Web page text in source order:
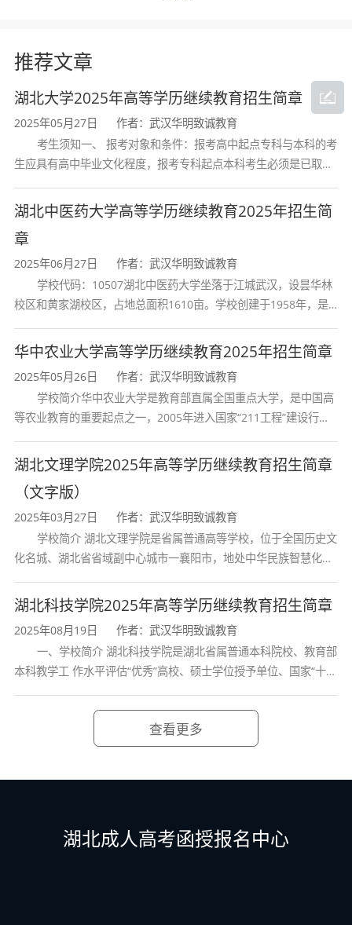
项目首席专家李严成教授向与会专家汇报了项目
的学术价值及现实意义、框架结构、研究内容、
研究思路、研究方法和预期成果，希望各位专家
提出建设性意见。子课题负责人、江汉大学副校
长李卫东教授对其所承担的子课题研究作了补充
在听取汇报后，专家们依次发言，充分肯定了项
目研究的重大学术价值与现实意义，一致认为课
题结构合理、思路清晰、研究内容和目标明确。
整理方面，重点放在档案史料上，并聚焦京津、
沪苏杭、武汉广州等中心区域的律师公会档案；
在学术研究方面，要注重法律制度史与实践的结
合；档案整理依照档案馆影印出版；鉴于项目研
究工程巨大，资料收集整理的难度过大，可在高
质量完成前期工作的基础上申请滚动资助。专家
组认为该课题研究基础雄厚，课题组前期研究成
果丰硕，能够按照计划完成主体目标，一致同意
李严成教授代表课题组感谢专家组的评审意见，
性的研究方案，加强合作，突出重点，争取按计
推荐文章
湖北大学2025年高等学历继续教育招生简章
2025年05月27日
作者：武汉华明致诚教育
考生须知一、 报考对象和条件：报考高中起点专科与本科的考
生应具有高中毕业文化程度，报考专科起点本科考生必须是已取得
构颁发的大学专科毕业证书的人
湖北中医药大学高等学历继续教育2025年招生简
章
2025年06月27日
作者：武汉华明致诚教育
学校代码：10507湖北中医药大学坐落于江城武汉，设昙华林
校区和黄家湖校区，占地总面积1610亩。学校创建于1958年，是
育和最早开办中医研究
华中农业大学高等学历继续教育2025年招生简章
2025年05月26日
作者：武汉华明致诚教育
学校简介华中农业大学是教育部直属全国重点大学，是中国高
等农业教育的重要起点之一，2005年进入国家“211工程”建设行
首轮“双一流”成效
湖北文理学院2025年高等学历继续教育招生简章
（文字版）
2025年03月27日
作者：武汉华明致诚教育
学校简介 湖北文理学院是省属普通高等学校，位于全国历史文
化名城、湖北省省域副中心城市一襄阳市，地处中华民族智慧化身
学校、全国普通
湖北科技学院2025年高等学历继续教育招生简章
2025年08月19日
作者：武汉华明致诚教育
一、学校简介 湖北科技学院是湖北省属普通本科院校、教育部
本科教学工 作水平评估“优秀”高校、硕士学位授予单位、国家“十三
查看更多
湖北成人高考函授报名中心